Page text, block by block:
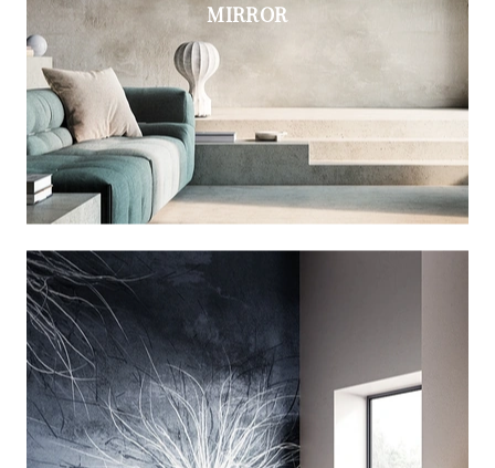
MIRROR